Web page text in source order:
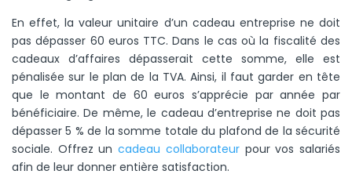
En effet, la valeur unitaire d’un cadeau entreprise ne doit
pas dépasser 60 euros TTC. Dans le cas où la fiscalité des
cadeaux d’affaires dépasserait cette somme, elle est
pénalisée sur le plan de la TVA. Ainsi, il faut garder en tête
que le montant de 60 euros s’apprécie par année par
bénéficiaire. De même, le cadeau d’entreprise ne doit pas
dépasser 5 % de la somme totale du plafond de la sécurité
sociale. Offrez un cadeau collaborateur pour vos salariés
afin de leur donner entière satisfaction.